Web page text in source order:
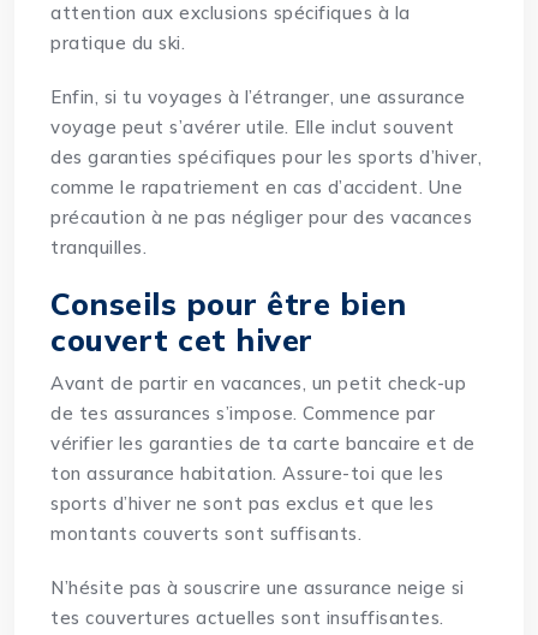
attention aux exclusions spécifiques à la
pratique du ski.
Enfin, si tu voyages à l’étranger, une assurance
voyage peut s’avérer utile. Elle inclut souvent
des garanties spécifiques pour les sports d’hiver,
comme le rapatriement en cas d’accident. Une
précaution à ne pas négliger pour des vacances
tranquilles.
Conseils pour être bien
couvert cet hiver
Avant de partir en vacances, un petit check-up
de tes assurances s’impose. Commence par
vérifier les garanties de ta carte bancaire et de
ton assurance habitation. Assure-toi que les
sports d’hiver ne sont pas exclus et que les
montants couverts sont suffisants.
N’hésite pas à souscrire une assurance neige si
tes couvertures actuelles sont insuffisantes.